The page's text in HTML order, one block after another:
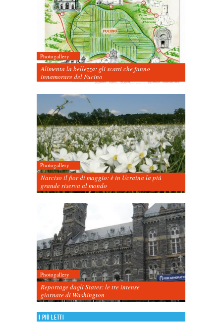
Photogallery
Alimenta la bellezza: gli scatti che fanno
innamorare del Fucino
Photogallery
Narciso il fior di maggio: è in Ucraina la più
grande riserva al mondo
Photogallery
Reportage dagli States: le tre intense
giornate di Washington
I più letti